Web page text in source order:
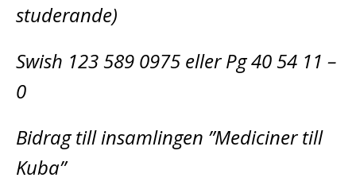
studerande)
Swish 123 589 0975 eller Pg 40 54 11 –
0
Bidrag till insamlingen ”Mediciner till
Kuba”